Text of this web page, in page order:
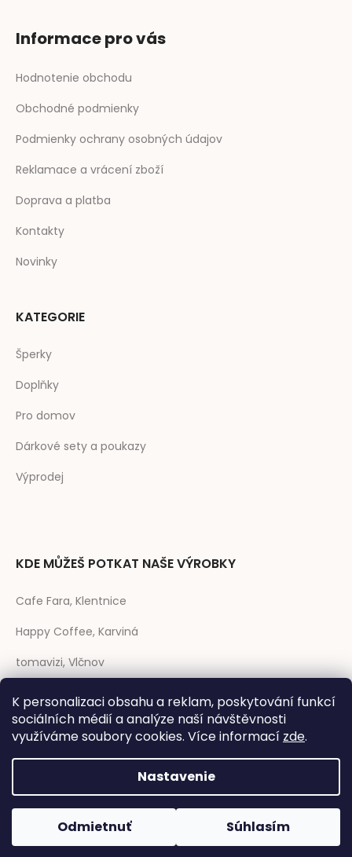
K personalizaci obsahu a reklam, poskytování funkcí
sociálních médií a analýze naší návštěvnosti
využíváme soubory cookies. Více informací zde.
Nastavenie
Odmietnuť Súhlasím
Informace pro vás
Hodnotenie obchodu
Obchodné podmienky
Podmienky ochrany osobných údajov
Reklamace a vrácení zboží
Doprava a platba
Kontakty
Novinky
KATEGORIE
Šperky
Doplňky
Pro domov
Dárkové sety a poukazy
Výprodej
KDE MŮŽEŠ POTKAT NAŠE VÝROBKY
Cafe Fara, Klentnice
Happy Coffee, Karviná
tomavizi, Vlčnov
Rozmarýna, Telč
Vytvoril Shoptet
Anque Media
nastavenie cookies